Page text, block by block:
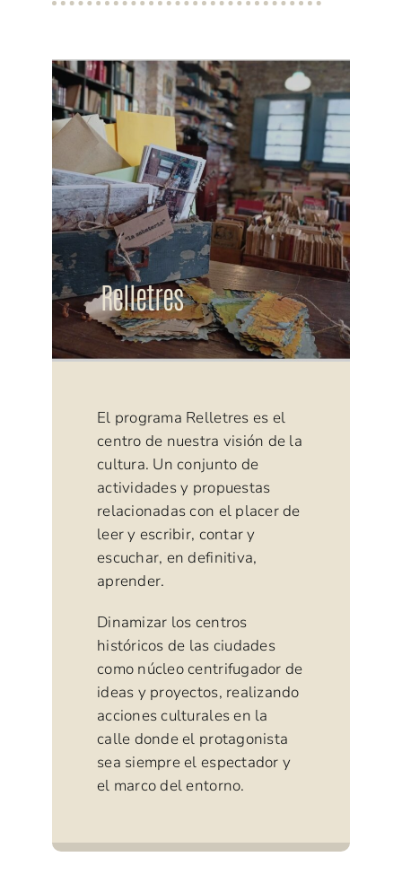
Relletres
El programa Relletres es el
centro de nuestra visión de la
cultura. Un conjunto de
actividades y propuestas
relacionadas con el placer de
leer y escribir, contar y
escuchar, en definitiva,
aprender.
Dinamizar los centros
históricos de las ciudades
como núcleo centrifugador de
ideas y proyectos, realizando
acciones culturales en la
calle donde el protagonista
sea siempre el espectador y
el marco del entorno.